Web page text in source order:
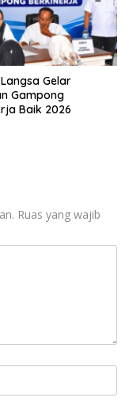
Gelar
Gampong
Baik 2026
Ruas yang wajib